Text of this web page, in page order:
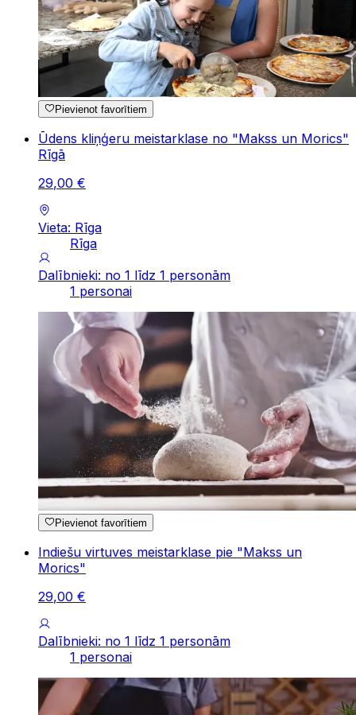
Pievienot favorītiem
Ūdens kliņģeru meistarklase no "Makss un Morics"
Rīgā
29,00 €
Vieta: Rīga
Rīga
Dalībnieki: no 1 līdz 1 personām
1 personai
Pievienot favorītiem
Indiešu virtuves meistarklase pie "Makss un
Morics"
29,00 €
Dalībnieki: no 1 līdz 1 personām
1 personai